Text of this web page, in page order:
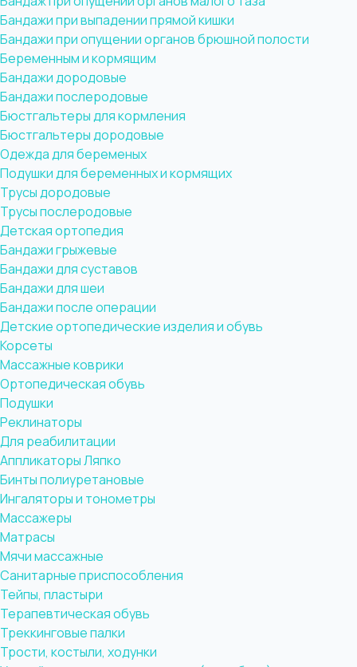
Бандажи при выпадении прямой кишки
Бандажи при опущении органов брюшной полости
Беременным и кормящим
Бандажи дородовые
Бандажи послеродовые
Бюстгальтеры для кормления
Бюстгальтеры дородовые
Одежда для беременых
Подушки для беременных и кормящих
Трусы дородовые
Трусы послеродовые
Детская ортопедия
Бандажи грыжевые
Бандажи для суставов
Бандажи для шеи
Бандажи после операции
Детские ортопедические изделия и обувь
Корсеты
Массажные коврики
Ортопедическая обувь
Подушки
Реклинаторы
Для реабилитации
Аппликаторы Ляпко
Бинты полиуретановые
Ингаляторы и тонометры
Массажеры
Матрасы
Мячи массажные
Санитарные приспособления
Тейпы, пластыри
Терапевтическая обувь
Треккинговые палки
Трости, костыли, ходунки